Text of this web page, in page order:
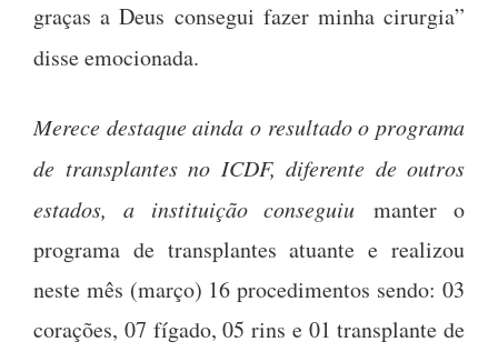
graças a Deus consegui fazer minha cirurgia”
disse emocionada.
Merece destaque ainda o resultado o programa
de transplantes no ICDF, diferente de outros
estados, a instituição conseguiumanter o
programa de transplantes atuante e realizou
neste mês (março) 16 procedimentos sendo: 03
corações, 07 fígado, 05 rins e 01 transplante de